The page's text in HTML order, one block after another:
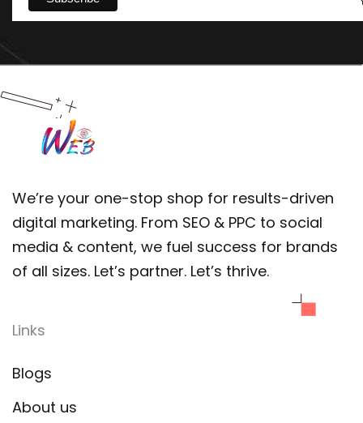
We’re your one-stop shop for results-driven
digital marketing. From SEO & PPC to social
media & content, we fuel success for brands
of all sizes. Let’s partner. Let’s thrive.
Links
Blogs
About us